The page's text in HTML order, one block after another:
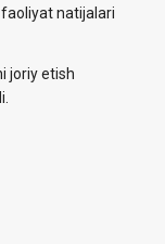
faoliyat natijalari
joriy etish